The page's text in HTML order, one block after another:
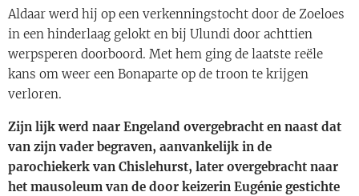
Aldaar werd hij op een verkenningstocht door de Zoeloes
in een hinderlaag gelokt en bij Ulundi door achttien
werpsperen doorboord. Met hem ging de laatste reële
kans om weer een Bonaparte op de troon te krijgen
verloren.
Zijn lijk werd naar Engeland overgebracht en naast dat
van zijn vader begraven, aanvankelijk in de
parochiekerk van Chislehurst, later overgebracht naar
het mausoleum van de door keizerin Eugénie gestichte